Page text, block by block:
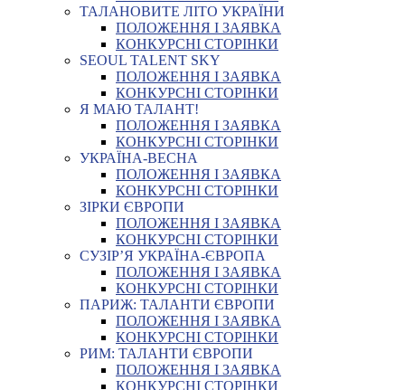
ТАЛАНОВИТЕ ЛІТО УКРАЇНИ
ПОЛОЖЕННЯ І ЗАЯВКА
КОНКУРСНІ СТОРІНКИ
SEOUL TALENT SKY
ПОЛОЖЕННЯ І ЗАЯВКА
КОНКУРСНІ СТОРІНКИ
Я МАЮ ТАЛАНТ!
ПОЛОЖЕННЯ І ЗАЯВКА
КОНКУРСНІ СТОРІНКИ
УКРАЇНА-ВЕСНА
ПОЛОЖЕННЯ І ЗАЯВКА
КОНКУРСНІ СТОРІНКИ
ЗІРКИ ЄВРОПИ
ПОЛОЖЕННЯ І ЗАЯВКА
КОНКУРСНІ СТОРІНКИ
СУЗІР’Я УКРАЇНА-ЄВРОПА
ПОЛОЖЕННЯ І ЗАЯВКА
КОНКУРСНІ СТОРІНКИ
ПАРИЖ: ТАЛАНТИ ЄВРОПИ
ПОЛОЖЕННЯ І ЗАЯВКА
КОНКУРСНІ СТОРІНКИ
РИМ: ТАЛАНТИ ЄВРОПИ
ПОЛОЖЕННЯ І ЗАЯВКА
КОНКУРСНІ СТОРІНКИ